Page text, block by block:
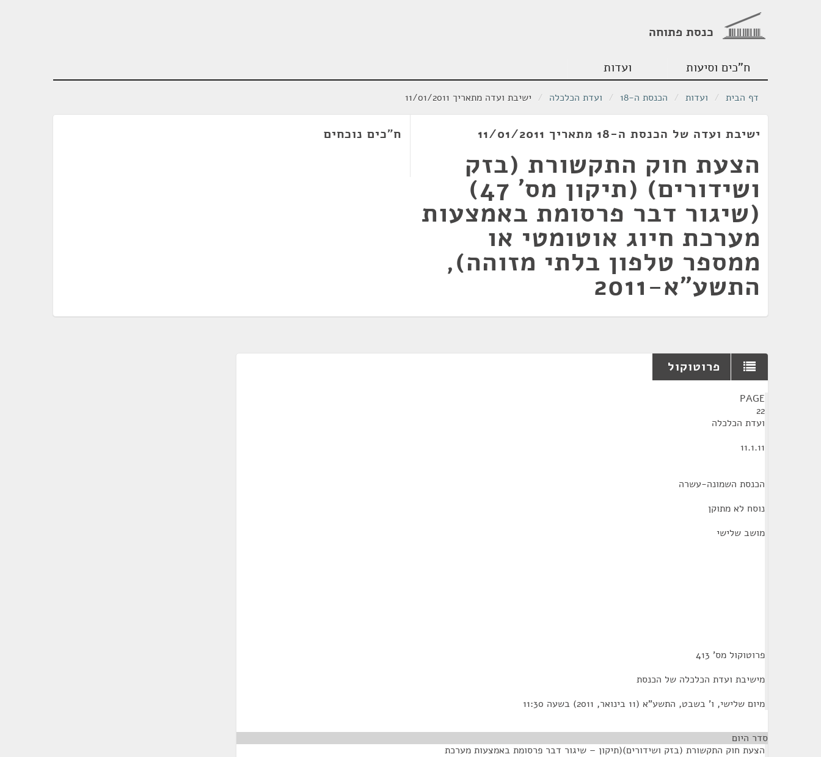
כנסת פתוחה
ח"כים וסיעות ועדות
דף הבית / ועדות / הכנסת ה-18 / ועדת הכלכלה / ישיבת ועדה מתאריך 11/01/2011
ישיבת ועדה של הכנסת ה-18 מתאריך 11/01/2011
הצעת חוק התקשורת (בזק
ושידורים) (תיקון מס' 47)
(שיגור דבר פרסומת באמצעות
מערכת חיוג אוטומטי או
ממספר טלפון בלתי מזוהה),
התשע"א-2011
ח"כים נוכחים
פרוטוקול
PAGE
22
ועדת הכלכלה
11.1.11
הכנסת השמונה-עשרה
נוסח לא מתוקן
מושב שלישי
פרוטוקול מס' 413
מישיבת ועדת הכלכלה של הכנסת
מיום שלישי, ו' בשבט, התשע"א (11 בינואר, 2011) בשעה 11:30
סדר היום
הצעת חוק התקשורת (בזק ושידורים)(תיקון – שיגור דבר פרסומת באמצעות מערכת